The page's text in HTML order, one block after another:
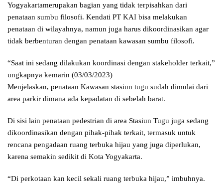
Yogyakartamerupakan bagian yang tidak terpisahkan dari
penataan sumbu filosofi. Kendati PT KAI bisa melakukan
penataan di wilayahnya, namun juga harus dikoordinasikan agar
tidak berbenturan dengan penataan kawasan sumbu filosofi.
“Saat ini sedang dilakukan koordinasi dengan stakeholder terkait,”
ungkapnya kemarin (03/03/2023)
Menjelaskan, penataan Kawasan stasiun tugu sudah dimulai dari
area parkir dimana ada kepadatan di sebelah barat.
Di sisi lain penataan pedestrian di area Stasiun Tugu juga sedang
dikoordinasikan dengan pihak-pihak terkait, termasuk untuk
rencana pengadaan ruang terbuka hijau yang juga diperlukan,
karena semakin sedikit di Kota Yogyakarta.
“Di perkotaan kan kecil sekali ruang terbuka hijau,” imbuhnya.